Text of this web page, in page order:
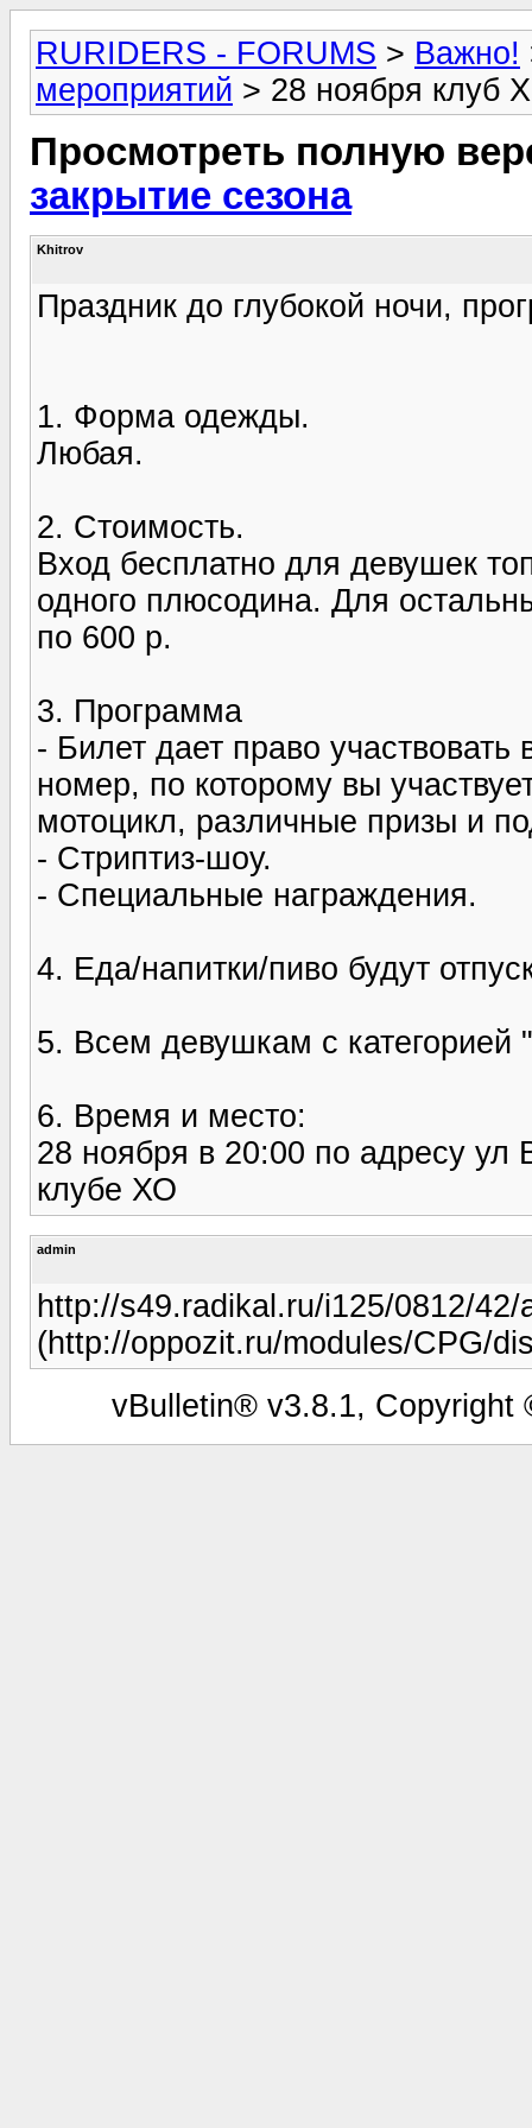
RURIDERS - FORUMS > Важно!
мероприятий > 28 ноября клуб
Просмотреть полную
закрытие сезона
Khitrov
Праздник до глубокой ночи,
1. Форма одежды.
Любая.
2. Стоимость.
Вход бесплатно для девушек
одного плюсодина. Для
по 600 р.
3. Программа
- Билет дает право
номер, по которому вы
мотоцикл, различные призы и
- Стриптиз-шоу.
- Специальные награждения.
4. Еда/напитки/пиво будут
5. Всем девушкам с категорией
6. Время и место:
28 ноября в 20:00 по адресу
клубе ХО
admin
http://s49.radikal.ru/i125/0812/
(http://oppozit.ru/modules/CPG/
vBulletin® v3.8.1, Copyright